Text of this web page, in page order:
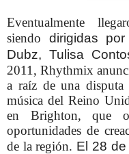
Eventualmente
siendo dirigidas
Dubz, Tulisa
2011, Rhythmix
a raíz de una
música del Reino
en Brighton, que
oportunidades de
de la región. El 28